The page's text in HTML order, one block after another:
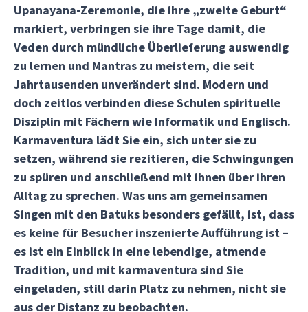
Upanayana-Zeremonie, die ihre „zweite Geburt“
markiert, verbringen sie ihre Tage damit, die
Veden durch mündliche Überlieferung auswendig
zu lernen und Mantras zu meistern, die seit
Jahrtausenden unverändert sind. Modern und
doch zeitlos verbinden diese Schulen spirituelle
Disziplin mit Fächern wie Informatik und Englisch.
Karmaventura lädt Sie ein, sich unter sie zu
setzen, während sie rezitieren, die Schwingungen
zu spüren und anschließend mit ihnen über ihren
Alltag zu sprechen. Was uns am gemeinsamen
Singen mit den Batuks besonders gefällt, ist, dass
es keine für Besucher inszenierte Aufführung ist –
es ist ein Einblick in eine lebendige, atmende
Tradition, und mit karmaventura sind Sie
eingeladen, still darin Platz zu nehmen, nicht sie
aus der Distanz zu beobachten.